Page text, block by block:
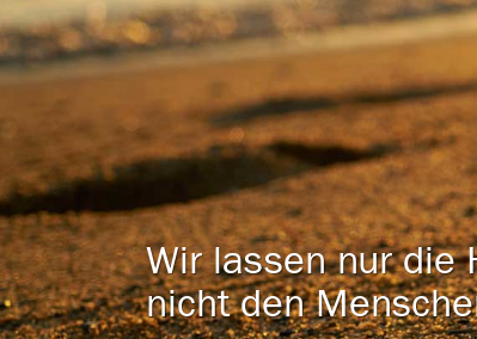
Wir lassen nur die
nicht den